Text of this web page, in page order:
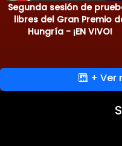
Segunda sesión de
libres del Gran Premio
Hungría - ¡EN VIVO!
+ Ver